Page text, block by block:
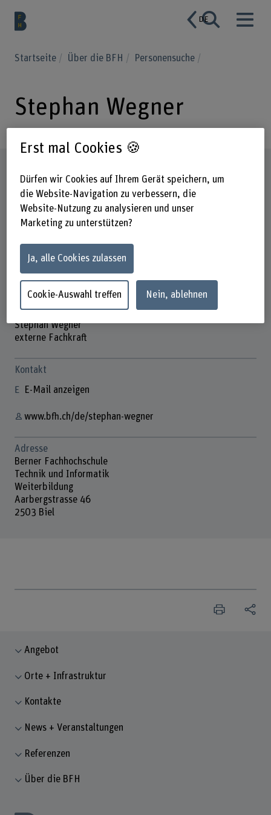
DE
Startseite Über die BFH Personensuche
Stephan Wegner
Stephan Wegner
externe Fachkraft
Kontakt
E-Mail anzeigen
www.bfh.ch/de/stephan-wegner
Adresse
Berner Fachhochschule
Technik und Informatik
Weiterbildung
Aarbergstrasse 46
2503 Biel
Angebot
Orte + Infrastruktur
Kontakte
News + Veranstaltungen
Referenzen
Über die BFH
Erst mal Cookies 🍪
Dürfen wir Cookies auf Ihrem Gerät speichern, um
die Website-Navigation zu verbessern, die
Website-Nutzung zu analysieren und unser
Marketing zu unterstützen?
Ja, alle Cookies zulassen
Cookie-Auswahl treffen Nein, ablehnen